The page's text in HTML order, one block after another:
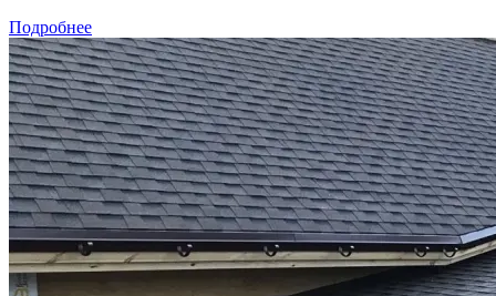
Подробнее